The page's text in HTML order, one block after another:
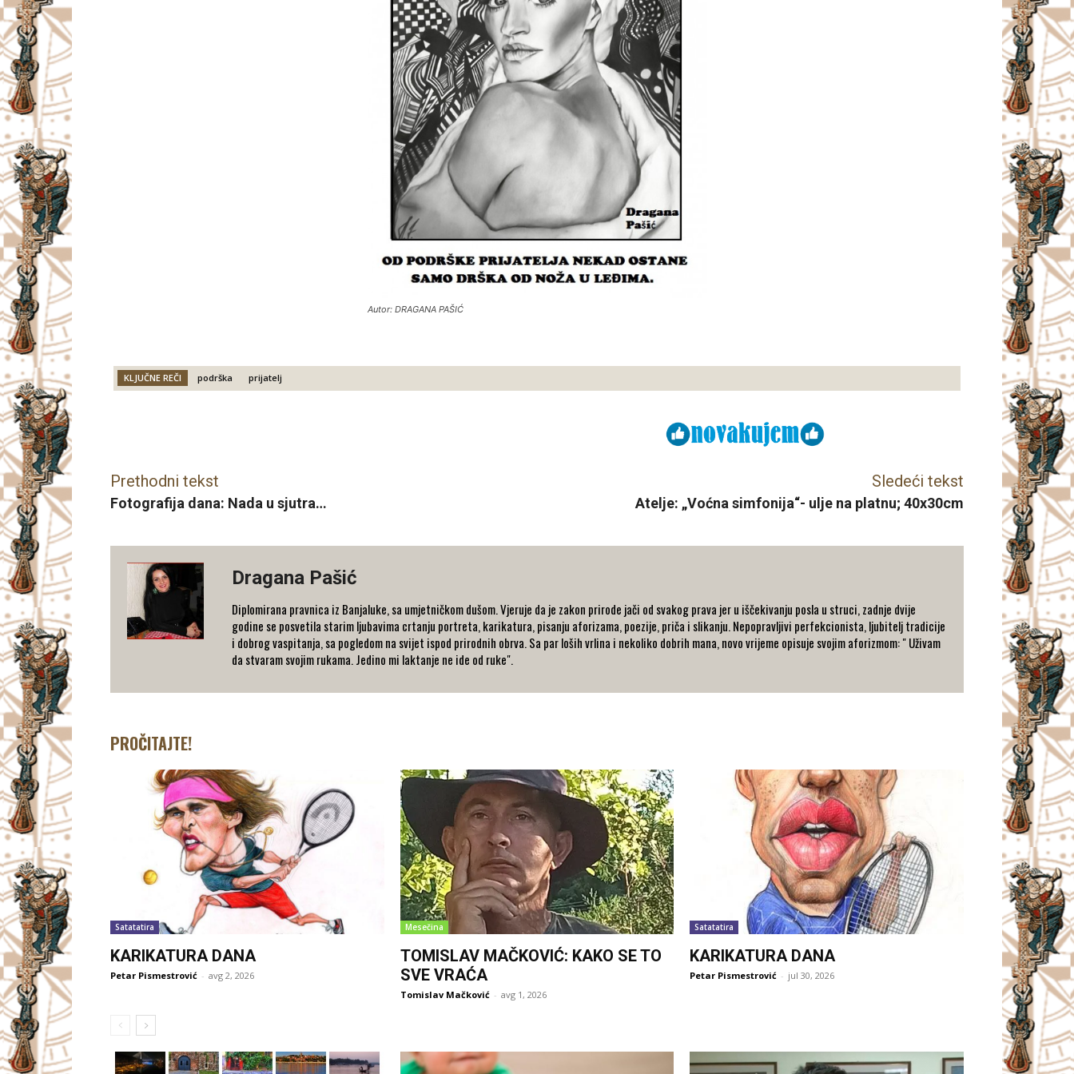
Autor: DRAGANA PAŠIĆ
KLJUČNE REČI podrška prijatelj
Prethodni tekst
Fotografija dana: Nada u sjutra…
Sledeći tekst
Atelje: „Voćna simfonija“- ulje na platnu; 40x30cm
Dragana Pašić
Diplomirana pravnica iz Banjaluke, sa umjetničkom dušom. Vjeruje da je zakon prirode jači od svakog prava jer u iščekivanju posla u struci, zadnje dvije
godine se posvetila starim ljubavima crtanju portreta, karikatura, pisanju aforizama, poezije, priča i slikanju. Nepopravljivi perfekcionista, ljubitelj tradicije
i dobrog vaspitanja, sa pogledom na svijet ispod prirodnih obrva. Sa par loših vrlina i nekoliko dobrih mana, novo vrijeme opisuje svojim aforizmom: " Uživam
da stvaram svojim rukama. Jedino mi laktanje ne ide od ruke".
PROČITAJTE!
Satatatira
KARIKATURA DANA
Petar Pismestrović - avg 2, 2026
Mesečina
TOMISLAV MAČKOVIĆ: KAKO SE TO
SVE VRAĆA
Tomislav Mačković - avg 1, 2026
Satatatira
KARIKATURA DANA
Petar Pismestrović - jul 30, 2026